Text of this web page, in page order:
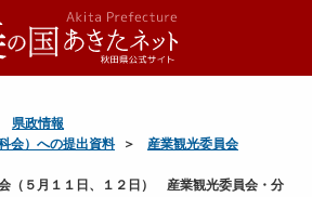
県政情報
会）への提出資料
産業観光委員会
（５月１１日、１２日） 産業観光委員会・分